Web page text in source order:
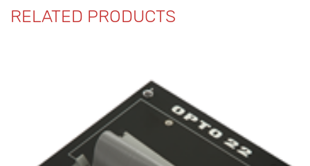
RELATED PRODUCTS